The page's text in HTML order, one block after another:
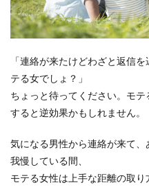
「連絡が来たけどわざと返信
テる女でしょ？」
ちょっと待ってください。モ
すると逆効果かもしれません。
気になる男性から連絡が来て
我慢している間、
モテる女性は上手な距離の取り